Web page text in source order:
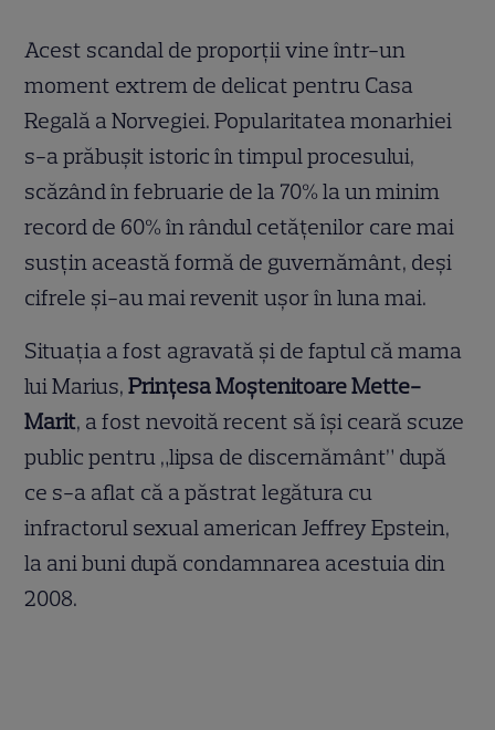
Acest scandal de proporții vine într-un
moment extrem de delicat pentru Casa
Regală a Norvegiei. Popularitatea monarhiei
s-a prăbușit istoric în timpul procesului,
scăzând în februarie de la 70% la un minim
record de 60% în rândul cetățenilor care mai
susțin această formă de guvernământ, deși
cifrele și-au mai revenit ușor în luna mai.
Situația a fost agravată și de faptul că mama
lui Marius,Prințesa Moștenitoare Mette-
Marit, a fost nevoită recent să își ceară scuze
public pentru „lipsa de discernământ” după
ce s-a aflat că a păstrat legătura cu
infractorul sexual american Jeffrey Epstein,
la ani buni după condamnarea acestuia din
2008.